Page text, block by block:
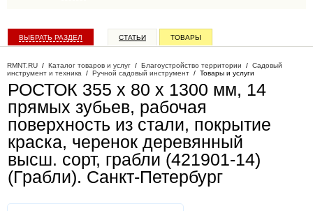
ВЫБРАТЬ РАЗДЕЛ СТАТЬИ ТОВАРЫ
RMNT.RU / Каталог товаров и услуг / Благоустройство территории / Садовый
инструмент и техника / Ручной садовый инструмент / Товары и услуги
РОСТОК 355 x 80 x 1300 мм, 14
прямых зубьев, рабочая
поверхность из стали, покрытие
краска, черенок деревянный
высш. сорт, грабли (421901-14)
(Грабли). Санкт-Петербург